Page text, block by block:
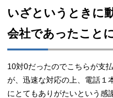
いざというときに
会社であったこと
10対0だったのでこちらが支
が、迅速な対応の上、電話１
にとてもありがたいという感